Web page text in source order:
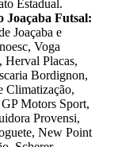
Estadual.
Joaçaba Futsal:
Joaçaba e
Voga
Herval Placas,
Bordignon,
Climatização,
Motors Sport,
Provensi,
New Point